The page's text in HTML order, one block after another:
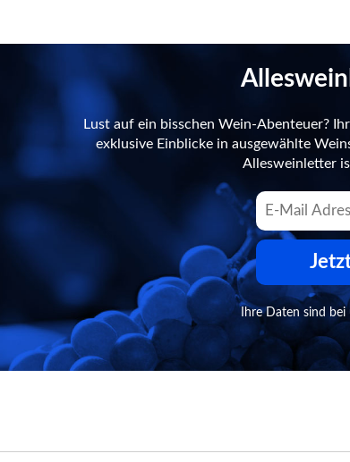
Lust auf ein bisschen Wein-Abenteuer?
exklusive Einblicke in ausgewählte
Allesweinletter
Ihre Daten sind